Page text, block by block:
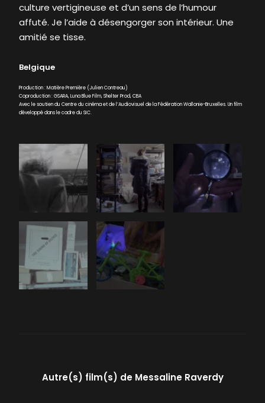
culture vertigineuse et d’un sens de l’humour
affuté. Je l’aide à désengorger son intérieur. Une
amitié se tisse.
Belgique
Production : Matière Première (Julien Contreau)
Coproduction : GSARA, Luna Blue Film, Shelter Prod, CBA
Avec le soutien du Centre du cinéma et de l’Audiovisuel de la Fédération Wallonie-Bruxelles. Un film
développé dans le cadre du SIC.
Autre(s) film(s) de Messaline Raverdy